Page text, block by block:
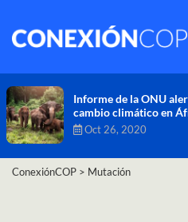
Comisión de
nueva
Dic 16, 2020
ConexiónCOP > Mutación